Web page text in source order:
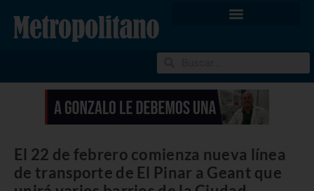
El 22 de febrero comienza nueva línea
de transporte de El Pinar a Geant que